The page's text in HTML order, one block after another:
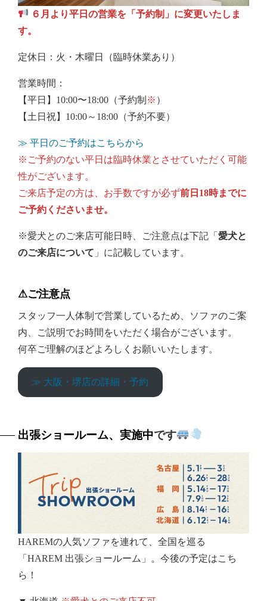
６月より平日の営業を「予約制」に変更いたしま
す。
定休日：火・木曜日（臨時休業あり）
営業時間：
【平日】10:00〜18:00（予約制 ※ ）
【土日祝】10:00～18:00（予約不要）
≫ 平日のご予約はこちらから
※ご予約のない平日は臨時休業とさせていただく可能
性がございます。
ご来店予定の方は、お手数ですが必ず前日18時までに
ご予約くださいませ。
※愛犬とのご来店可能日時、ご注意点は下記「 愛犬と
のご来店について 」に記載しています。
⚠︎ご注意点
スタッフ一人体制で営業しているため、ソファのご案
内、ご説明でお時間をいただく場合がございます。
何卒ご理解のほどよろしくお願いいたします。
≫ 大阪・堺店の詳細・予約
出張ショールーム、実施中です
HAREMの人気ソファを連れて、全国を巡る
「HAREM 出張ショールーム」。今後の予定はこち
ら！